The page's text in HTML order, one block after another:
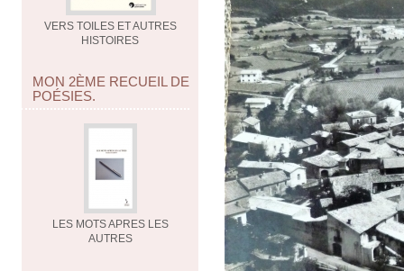
VERS TOILES ET AUTRES
HISTOIRES
MON 2ÈME RECUEIL DE
POÉSIES.
LES MOTS APRES LES
AUTRES